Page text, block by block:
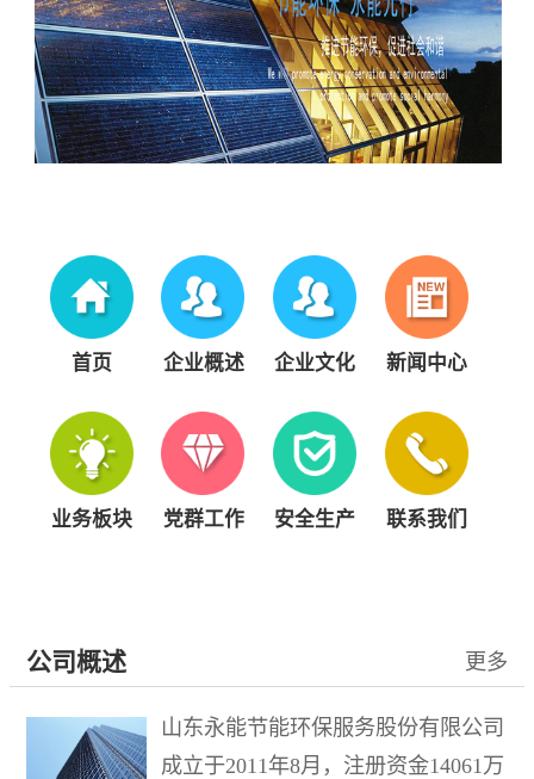
首页 企业概述 企业文化 新闻中心
业务板块 党群工作 安全生产 联系我们
公司概述 更多
山东永能节能环保服务股份有限公司
成立于2011年8月，注册资金14061万